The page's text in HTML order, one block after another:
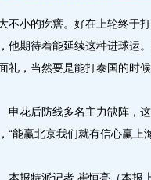
不小的疙瘩。好在上轮终于
他期待着能延续这种进球运
礼，当然要是能打泰国的时
花后防线多名主力缺阵，这
“能赢北京我们就有信心赢上